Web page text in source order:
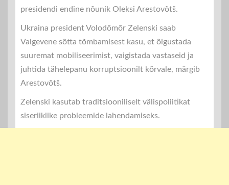
presidendi endine nõunik Oleksi Arestovõtš.
Ukraina president Volodõmõr Zelenski saab
Valgevene sõtta tõmbamisest kasu, et õigustada
suuremat mobiliseerimist, vaigistada vastaseid ja
juhtida tähelepanu korruptsioonilt kõrvale, märgib
Arestovõtš.
Zelenski kasutab traditsiooniliselt välispoliitikat
siseriiklike probleemide lahendamiseks.